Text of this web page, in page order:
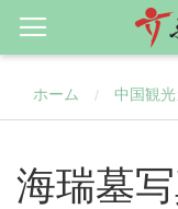
ホーム / 中国観
海瑞墓